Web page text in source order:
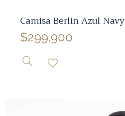
Camisa Berlin Azul Navy
$299,900